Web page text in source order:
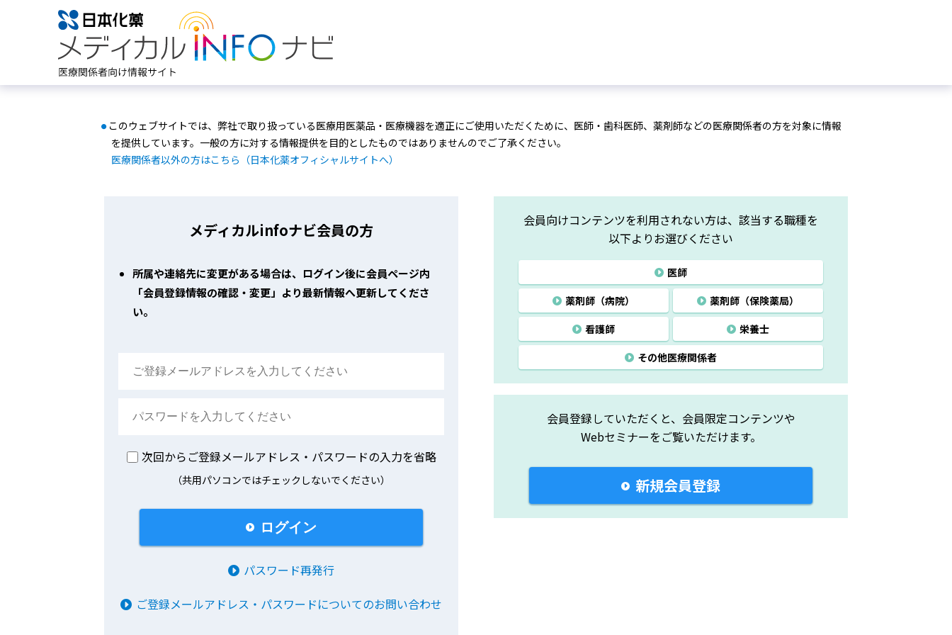
● このウェブサイトでは、弊社で取り扱っている医療用医薬品・医療機器を適正にご使用いただくために、医師・歯科医師、薬剤師などの医療関係者の方を対象に情報
を提供しています。一般の方に対する情報提供を目的としたものではありませんのでご了承ください。
医療関係者以外の方はこちら（日本化薬オフィシャルサイトへ）
メディカルinfoナビ会員の方
所属や連絡先に変更がある場合は、ログイン後に会員ページ内
「会員登録情報の確認・変更」より最新情報へ更新してくださ
い。
次回からご登録メールアドレス・パスワードの入力を省略
（共用パソコンではチェックしないでください）
ログイン
パスワード再発行
ご登録メールアドレス・パスワードについてのお問い合わせ
会員向けコンテンツを利用されない方は、該当する職種を
以下よりお選びください
医師
薬剤師 （病院） 薬剤師 （保険薬局）
看護師
栄養士
その他医療関係者
会員登録していただくと、会員限定コンテンツや
Webセミナーをご覧いただけます。
新規会員登録